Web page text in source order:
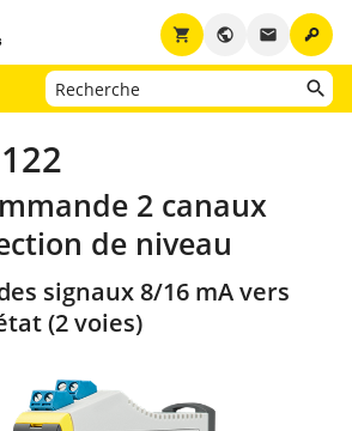
key
email
public
shopping_cart
2 canaux
de niveau
signaux 8/16 mA vers
(2 voies)